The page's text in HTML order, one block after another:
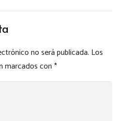
no será publicada. Los
marcados con*